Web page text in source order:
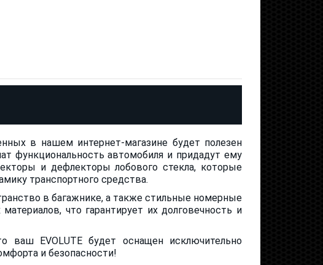
в нашем интернет-магазине будет полезен
функциональность автомобиля и придадут ему
и дефлекторы лобового стекла, которые
транспортного средства.
в багажнике, а также стильные номерные
что гарантирует их долговечность и
EVOLUTE будет оснащен исключительно
и безопасности!